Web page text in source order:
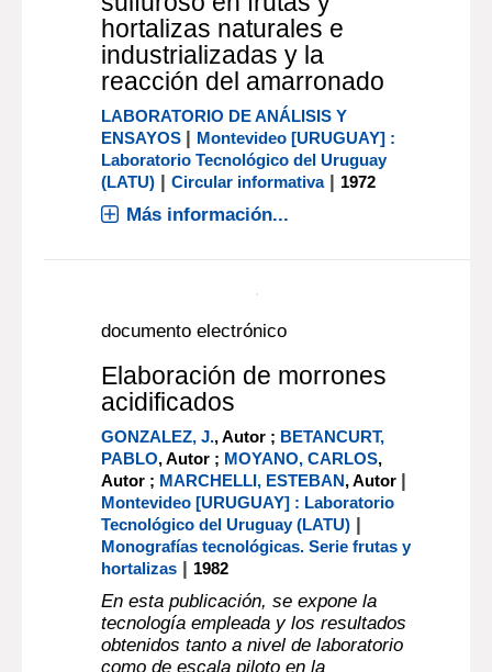
texto impreso
El empleo del anhidrido
sulfuroso en frutas y
hortalizas naturales e
industrializadas y la
reacción del amarronado
LABORATORIO DE ANÁLISIS Y
ENSAYOS |
Montevideo [URUGUAY] :
Laboratorio Tecnológico del Uruguay
(LATU)
|Circular informativa|1972
Más información...
documento electrónico
Elaboración de morrones